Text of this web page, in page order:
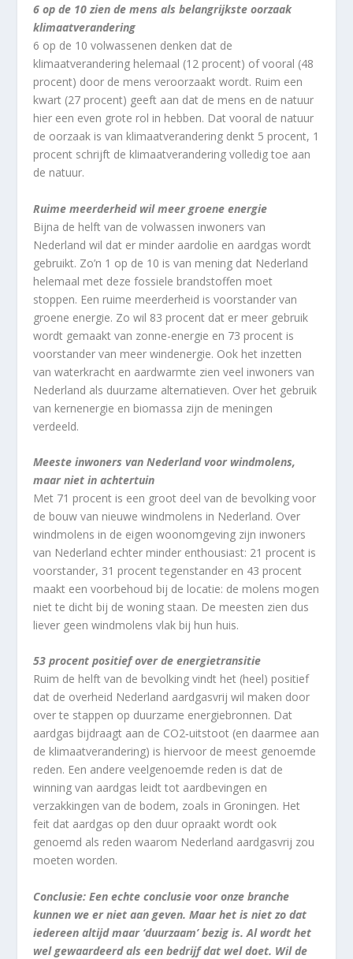
6 op de 10 zien de mens als belangrijkste oorzaak
klimaatverandering
6 op de 10 volwassenen denken dat de
klimaatverandering helemaal (12 procent) of vooral (48
procent) door de mens veroorzaakt wordt. Ruim een
kwart (27 procent) geeft aan dat de mens en de natuur
hier een even grote rol in hebben. Dat vooral de natuur
de oorzaak is van klimaatverandering denkt 5 procent, 1
procent schrijft de klimaatverandering volledig toe aan
de natuur.
Ruime meerderheid wil meer groene energie
Bijna de helft van de volwassen inwoners van
Nederland wil dat er minder aardolie en aardgas wordt
gebruikt. Zo’n 1 op de 10 is van mening dat Nederland
helemaal met deze fossiele brandstoffen moet
stoppen. Een ruime meerderheid is voorstander van
groene energie. Zo wil 83 procent dat er meer gebruik
wordt gemaakt van zonne-energie en 73 procent is
voorstander van meer windenergie. Ook het inzetten
van waterkracht en aardwarmte zien veel inwoners van
Nederland als duurzame alternatieven. Over het gebruik
van kernenergie en biomassa zijn de meningen
verdeeld.
Meeste inwoners van Nederland voor windmolens,
maar niet in achtertuin
Met 71 procent is een groot deel van de bevolking voor
de bouw van nieuwe windmolens in Nederland. Over
windmolens in de eigen woonomgeving zijn inwoners
van Nederland echter minder enthousiast: 21 procent is
voorstander, 31 procent tegenstander en 43 procent
maakt een voorbehoud bij de locatie: de molens mogen
niet te dicht bij de woning staan. De meesten zien dus
liever geen windmolens vlak bij hun huis.
53 procent positief over de energietransitie
Ruim de helft van de bevolking vindt het (heel) positief
dat de overheid Nederland aardgasvrij wil maken door
over te stappen op duurzame energiebronnen. Dat
aardgas bijdraagt aan de CO2‑uitstoot (en daarmee aan
de klimaatverandering) is hiervoor de meest genoemde
reden. Een andere veelgenoemde reden is dat de
winning van aardgas leidt tot aardbevingen en
verzakkingen van de bodem, zoals in Groningen. Het
feit dat aardgas op den duur opraakt wordt ook
genoemd als reden waarom Nederland aardgasvrij zou
moeten worden.
Conclusie: Een echte conclusie voor onze branche
kunnen we er niet aan geven. Maar het is niet zo dat
iedereen altijd maar ‘duurzaam’ bezig is. Al wordt het
wel gewaardeerd als een bedrijf dat wel doet. Wil de